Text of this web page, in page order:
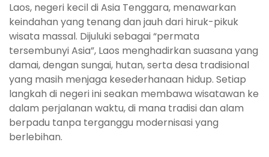
Laos, negeri kecil di Asia Tenggara, menawarkan
keindahan yang tenang dan jauh dari hiruk-pikuk
wisata massal. Dijuluki sebagai “permata
tersembunyi Asia”, Laos menghadirkan suasana yang
damai, dengan sungai, hutan, serta desa tradisional
yang masih menjaga kesederhanaan hidup. Setiap
langkah di negeri ini seakan membawa wisatawan ke
dalam perjalanan waktu, di mana tradisi dan alam
berpadu tanpa terganggu modernisasi yang
berlebihan.